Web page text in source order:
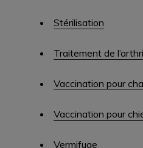
Stérilisation
Traitement de
Vaccination pour
Vaccination pour
Vermifuge